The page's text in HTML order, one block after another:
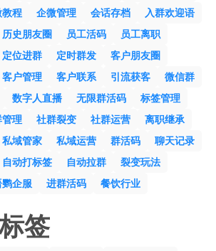
程 企微管理 会话存档
入群欢迎语
历史朋友圈 员工活码
员工离职
定位进群 定时群发
客户朋友圈
客户管理 客户联系 引流获客
微信群
数字人直播 无限群活码
标签管理
理 社群裂变 社群运营
离职继承
私域管家 私域运营 群活码
聊天记录
自动打标签 自动拉群
裂变玩法
企服 进群活码 餐饮行业
签